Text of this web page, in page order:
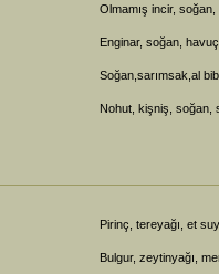
Olmamış incir,
Enginar, soğan,
Soğan,sarımsak,al
Nohut, kişniş, soğan,
Pirinç, tereyağı, et
Bulgur, zeytinyağı,